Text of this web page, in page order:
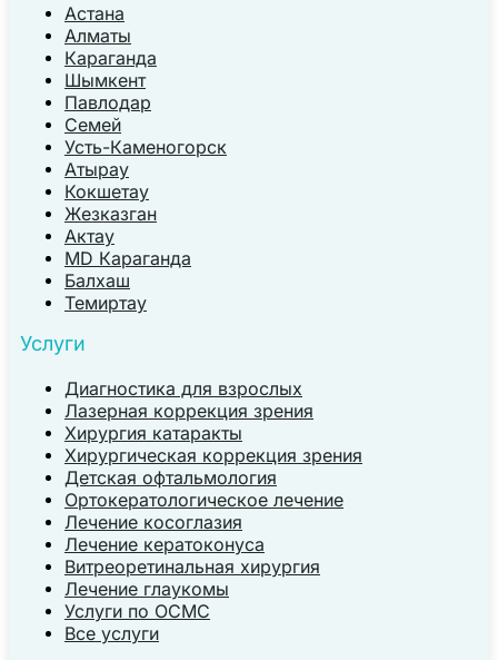
Астана
Алматы
Караганда
Шымкент
Павлодар
Семей
Усть-Каменогорск
Атырау
Кокшетау
Жезказган
Актау
MD Караганда
Балхаш
Темиртау
Услуги
Диагностика для взрослых
Лазерная коррекция зрения
Хирургия катаракты
Хирургическая коррекция зрения
Детская офтальмология
Ортокератологическое лечение
Лечение косоглазия
Лечение кератоконуса
Витреоретинальная хирургия
Лечение глаукомы
Услуги по ОСМС
Все услуги